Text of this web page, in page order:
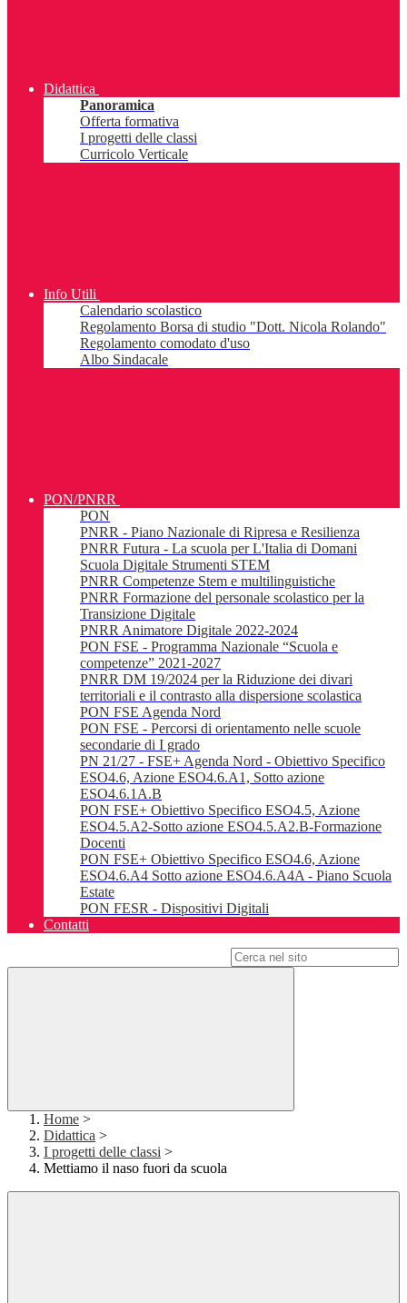
Didattica
Panoramica
Offerta formativa
I progetti delle classi
Curricolo Verticale
Info Utili
Calendario scolastico
Regolamento Borsa di studio "Dott. Nicola Rolando"
Regolamento comodato d'uso
Albo Sindacale
PON/PNRR
PON
PNRR - Piano Nazionale di Ripresa e Resilienza
PNRR Futura - La scuola per L'Italia di Domani
Scuola Digitale Strumenti STEM
PNRR Competenze Stem e multilinguistiche
PNRR Formazione del personale scolastico per la
Transizione Digitale
PNRR Animatore Digitale 2022-2024
PON FSE - Programma Nazionale “Scuola e
competenze” 2021-2027
PNRR DM 19/2024 per la Riduzione dei divari
territoriali e il contrasto alla dispersione scolastica
PON FSE Agenda Nord
PON FSE - Percorsi di orientamento nelle scuole
secondarie di I grado
PN 21/27 - FSE+ Agenda Nord - Obiettivo Specifico
ESO4.6, Azione ESO4.6.A1, Sotto azione
ESO4.6.1A.B
PON FSE+ Obiettivo Specifico ESO4.5, Azione
ESO4.5.A2-Sotto azione ESO4.5.A2.B-Formazione
Docenti
PON FSE+ Obiettivo Specifico ESO4.6, Azione
ESO4.6.A4 Sotto azione ESO4.6.A4A - Piano Scuola
Estate
PON FESR - Dispositivi Digitali
Contatti
Home >
Didattica >
I progetti delle classi >
Mettiamo il naso fuori da scuola